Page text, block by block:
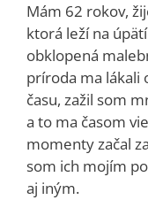
Mám 62 rokov,
ktorá leží na
obklopená
príroda ma lákali
času, zažil som
a to ma časom
momenty začal
som ich mojím
aj iným.